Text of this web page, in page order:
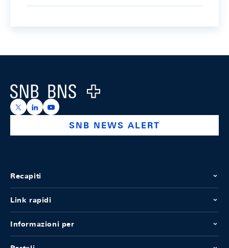
Logo
https://x.com/snb_bns
https://ch.linkedin.com/company/swiss-national-
https://www.youtube.com/@swissnationalbank
SNB NEWS ALERT
Recapiti
Link rapidi
Informazioni per